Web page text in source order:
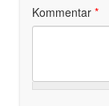
Kommentar *